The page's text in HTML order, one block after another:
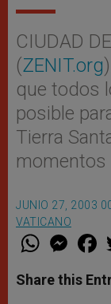
CIUDAD
(ZENIT.org
que todos
posible
Tierra
momentos
JUNIO 27, 2003
VATICANO
W
t
s
M
e
s
e
F
a
e
b
Share this